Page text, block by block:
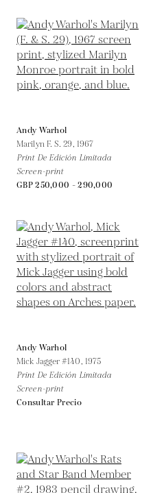
Andy Warhol
Marilyn F. S. 29, 1967
Print De Edición Limitada
Screen-print
GBP 250,000 - 290,000
Andy Warhol
Mick Jagger #140, 1975
Print De Edición Limitada
Screen-print
Consultar Precio